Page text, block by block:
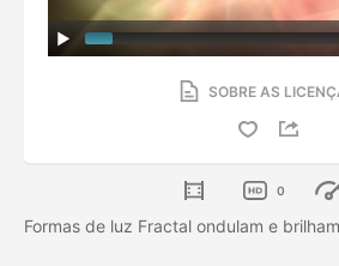
SOBRE AS
0
Formas de luz Fractal ondulam e